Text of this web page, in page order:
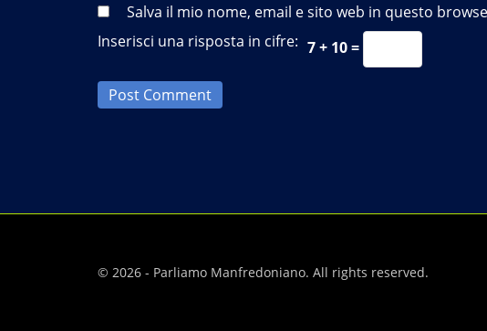
Salva il mio nome, email e sito web in questo
Inserisci una risposta in cifre: 7 + 10 =
Post Comment
© 2026 - Parliamo Manfredoniano. All rights reserved.